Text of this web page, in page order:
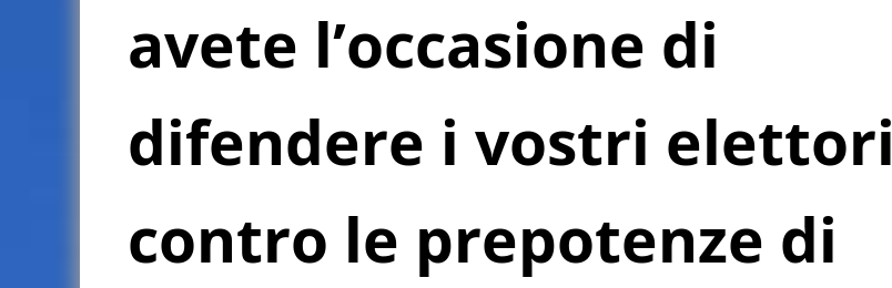
avete l’occasione di
difendere i vostri elettori
contro le prepotenze di